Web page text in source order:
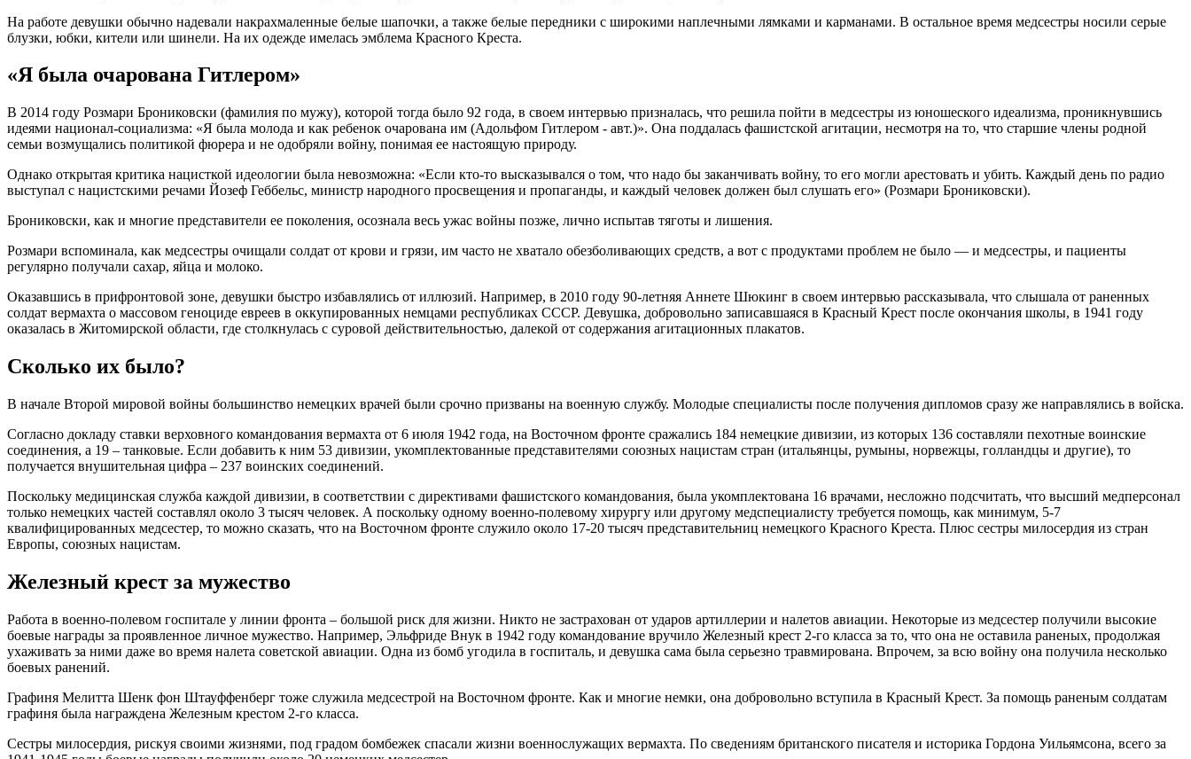
На работе девушки обычно надевали накрахмаленные белые шапочки, а также белые передники с широкими наплечными лямками и карманами. В остальное время медсестры носили серые
блузки, юбки, кители или шинели. На их одежде имелась эмблема Красного Креста.
«Я была очарована Гитлером»
В 2014 году Розмари Брониковски (фамилия по мужу), которой тогда было 92 года, в своем интервью призналась, что решила пойти в медсестры из юношеского идеализма, проникнувшись
идеями национал-социализма: «Я была молода и как ребенок очарована им (Адольфом Гитлером - авт.)». Она поддалась фашистской агитации, несмотря на то, что старшие члены родной
семьи возмущались политикой фюрера и не одобряли войну, понимая ее настоящую природу.
Однако открытая критика нацисткой идеологии была невозможна: «Если кто-то высказывался о том, что надо бы заканчивать войну, то его могли арестовать и убить. Каждый день по радио
выступал с нацистскими речами Йозеф Геббельс, министр народного просвещения и пропаганды, и каждый человек должен был слушать его» (Розмари Брониковски).
Брониковски, как и многие представители ее поколения, осознала весь ужас войны позже, лично испытав тяготы и лишения.
Розмари вспоминала, как медсестры очищали солдат от крови и грязи, им часто не хватало обезболивающих средств, а вот с продуктами проблем не было — и медсестры, и пациенты
регулярно получали сахар, яйца и молоко.
Оказавшись в прифронтовой зоне, девушки быстро избавлялись от иллюзий. Например, в 2010 году 90-летняя Аннете Шюкинг в своем интервью рассказывала, что слышала от раненных
солдат вермахта о массовом геноциде евреев в оккупированных немцами республиках СССР. Девушка, добровольно записавшаяся в Красный Крест после окончания школы, в 1941 году
оказалась в Житомирской области, где столкнулась с суровой действительностью, далекой от содержания агитационных плакатов.
Сколько их было?
В начале Второй мировой войны большинство немецких врачей были срочно призваны на военную службу. Молодые специалисты после получения дипломов сразу же направлялись в войска.
Согласно докладу ставки верховного командования вермахта от 6 июля 1942 года, на Восточном фронте сражались 184 немецкие дивизии, из которых 136 составляли пехотные воинские
соединения, а 19 – танковые. Если добавить к ним 53 дивизии, укомплектованные представителями союзных нацистам стран (итальянцы, румыны, норвежцы, голландцы и другие), то
получается внушительная цифра – 237 воинских соединений.
Поскольку медицинская служба каждой дивизии, в соответствии с директивами фашистского командования, была укомплектована 16 врачами, несложно подсчитать, что высший медперсонал
только немецких частей составлял около 3 тысяч человек. А поскольку одному военно-полевому хирургу или другому медспециалисту требуется помощь, как минимум, 5-7
квалифицированных медсестер, то можно сказать, что на Восточном фронте служило около 17-20 тысяч представительниц немецкого Красного Креста. Плюс сестры милосердия из стран
Европы, союзных нацистам.
Железный крест за мужество
Работа в военно-полевом госпитале у линии фронта – большой риск для жизни. Никто не застрахован от ударов артиллерии и налетов авиации. Некоторые из медсестер получили высокие
боевые награды за проявленное личное мужество. Например, Эльфриде Внук в 1942 году командование вручило Железный крест 2-го класса за то, что она не оставила раненых, продолжая
ухаживать за ними даже во время налета советской авиации. Одна из бомб угодила в госпиталь, и девушка сама была серьезно травмирована. Впрочем, за всю войну она получила несколько
боевых ранений.
Графиня Мелитта Шенк фон Штауффенберг тоже служила медсестрой на Восточном фронте. Как и многие немки, она добровольно вступила в Красный Крест. За помощь раненым солдатам
графиня была награждена Железным крестом 2-го класса.
Сестры милосердия, рискуя своими жизнями, под градом бомбежек спасали жизни военнослужащих вермахта. По сведениям британского писателя и историка Гордона Уильямсона, всего за